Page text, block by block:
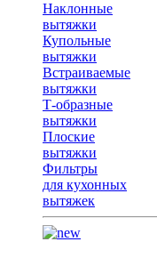
Наклонные
вытяжки
Купольные
вытяжки
Встраиваемые
вытяжки
Т-образные
вытяжки
Плоские
вытяжки
Фильтры
для кухонных
вытяжек